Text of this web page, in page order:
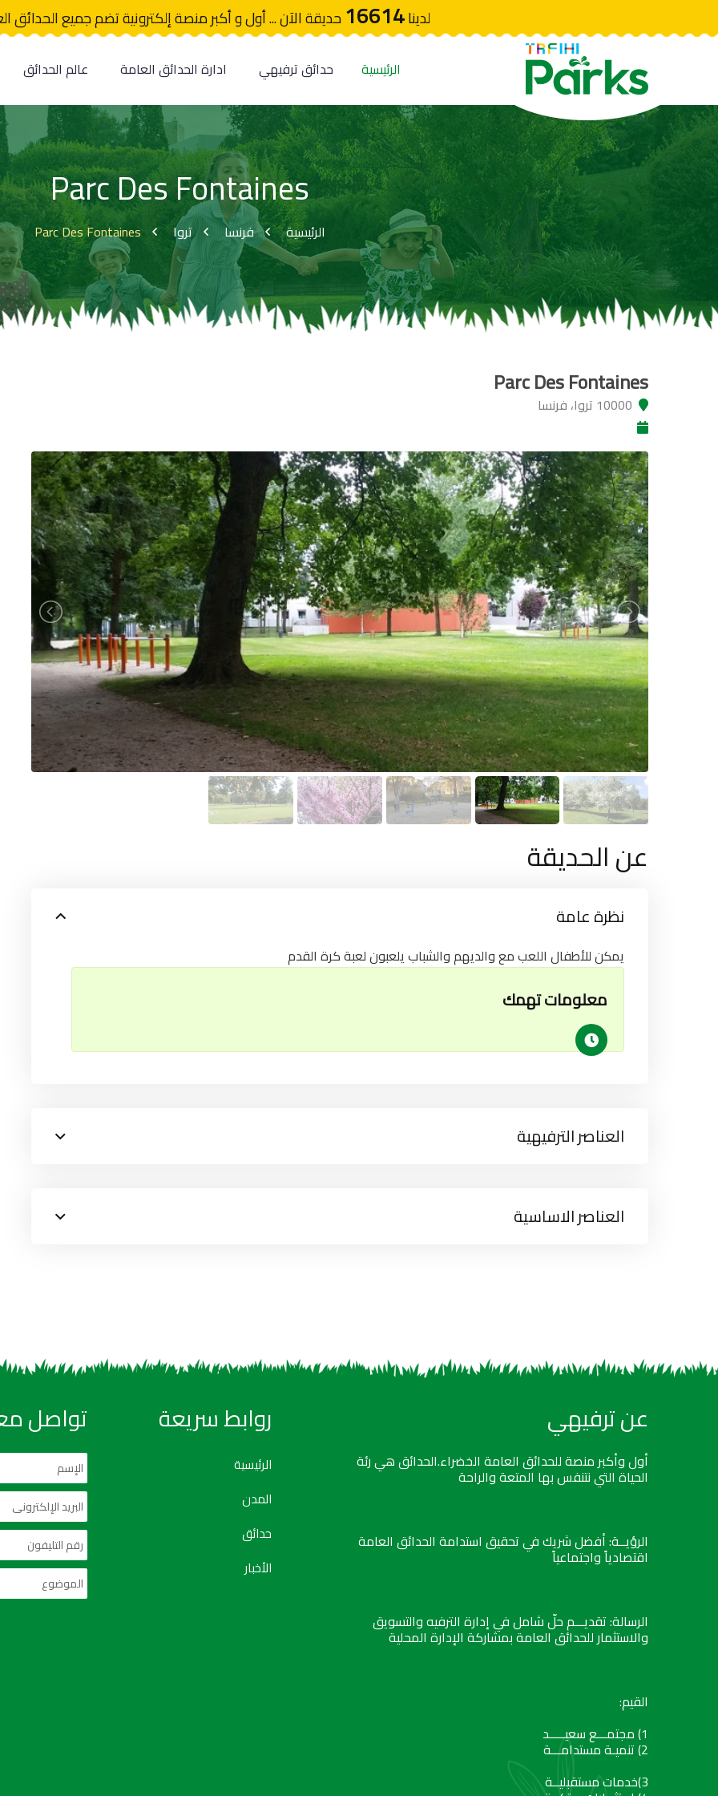
لدينا16614حديقة الآن ... أول و أكبر منصة إلكترونية تضم جميع الحدائق
الرئيسية حدائق ترفيهي ادارة الحدائق العامة عالم الحدائق
Parc Des Fontaines
الرئيسية فرنسا تروا Parc Des Fontaines
Parc Des Fontaines
10000 تروا، فرنسا
عن الحديقة
نظرة عامة
يمكن للأطفال اللعب مع والديهم والشباب يلعبون لعبة كرة القدم
معلومات تهمك
العناصر الترفيهية
العناصر الاساسية
عن ترفيهي
أول وأكبر منصة للحدائق العامة الخضراء.الحدائق هي رئة
الحياة التي نتنفس بها المتعة والراحة
الرؤيــة: أفضل شريك في تحقيق استدامة الحدائق العامة
اقتصادياً واجتماعياً
الرسالة: تقديـــم حلّ شامل في إدارة الترفيه والتسويق
والاستثمار للحدائق العامة بمشاركة الإدارة المحلية
القيم:
1) مجتمـــع سعيـــــد
2) تنميـة مستدامـــة
3)خدمات مستقبليــة
روابط سريعة
الرئيسية
المدن
حدائق
الأخبار
تواصل